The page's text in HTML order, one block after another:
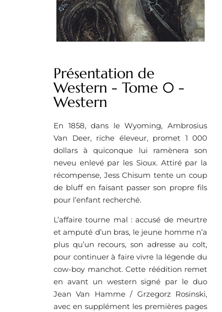
Présentation de
Western - Tome 0 -
Western
En 1858, dans le Wyoming, Ambrosius
Van Deer, riche éleveur, promet 1 000
dollars à quiconque lui ramènera son
neveu enlevé par les Sioux. Attiré par la
récompense, Jess Chisum tente un coup
de bluff en faisant passer son propre fils
pour l’enfant recherché.
L’affaire tourne mal : accusé de meurtre
et amputé d’un bras, le jeune homme n’a
plus qu’un recours, son adresse au colt,
pour continuer à faire vivre la légende du
cow-boy manchot. Cette réédition remet
en avant un western signé par le duo
Jean Van Hamme / Grzegorz Rosinski,
avec en supplément les premières pages